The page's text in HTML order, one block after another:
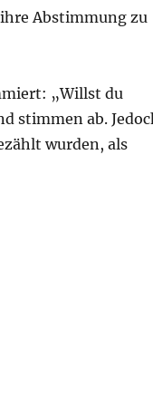
Abstimmung zu
„Willst du
stimmen ab.
wurden, als